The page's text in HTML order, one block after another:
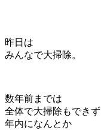
昨日は
みんなで大掃除。
数年前までは
全体で大掃除もでき
年内になんとか